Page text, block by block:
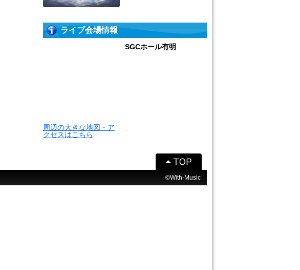
ライブ会場情報
周辺の大きな地図・ア
クセスはこちら
SGCホール有明
©With-Music